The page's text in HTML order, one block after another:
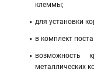
клеммы;
для установки
в комплект
возможность
металлических